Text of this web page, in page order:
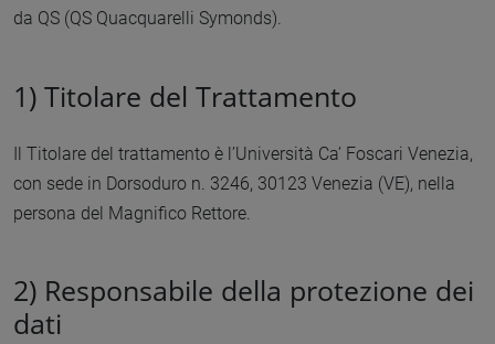
da QS (QS Quacquarelli Symonds).
1) Titolare del Trattamento
Il Titolare del trattamento è l’Università Ca’ Foscari Venezia,
con sede in Dorsoduro n. 3246, 30123 Venezia (VE), nella
persona del Magnifico Rettore.
2) Responsabile della protezione dei
dati